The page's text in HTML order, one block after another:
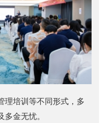
理培训等不同形式，多
金无忧。